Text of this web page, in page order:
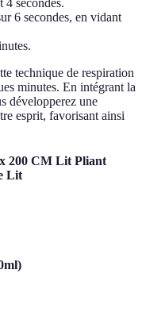
4 secondes.
6 secondes, en vidant
technique de respiration
minutes. En intégrant la
développerez une
esprit, favorisant ainsi
200 CM Lit Pliant
Lit